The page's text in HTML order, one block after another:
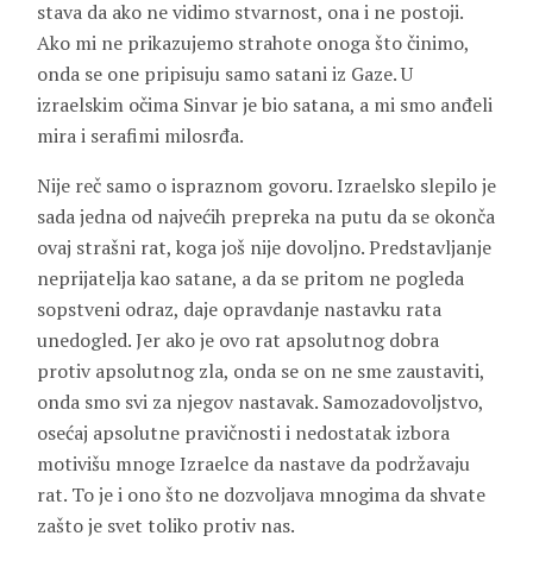
stava da ako ne vidimo stvarnost, ona i ne postoji.
Ako mi ne prikazujemo strahote onoga što činimo,
onda se one pripisuju samo satani iz Gaze. U
izraelskim očima Sinvar je bio satana, a mi smo anđeli
mira i serafimi milosrđa.
Nije reč samo o ispraznom govoru. Izraelsko slepilo je
sada jedna od najvećih prepreka na putu da se okonča
ovaj strašni rat, koga još nije dovoljno. Predstavljanje
neprijatelja kao satane, a da se pritom ne pogleda
sopstveni odraz, daje opravdanje nastavku rata
unedogled. Jer ako je ovo rat apsolutnog dobra
protiv apsolutnog zla, onda se on ne sme zaustaviti,
onda smo svi za njegov nastavak. Samozadovoljstvo,
osećaj apsolutne pravičnosti i nedostatak izbora
motivišu mnoge Izraelce da nastave da podržavaju
rat. To je i ono što ne dozvoljava mnogima da shvate
zašto je svet toliko protiv nas.